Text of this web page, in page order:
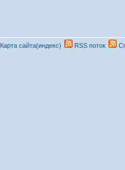
Карта сайта(индекс) RSS поток